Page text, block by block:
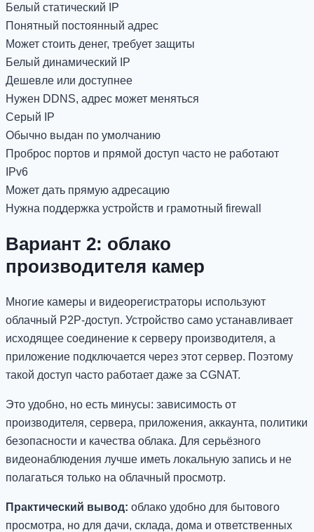
Белый статический IP
Понятный постоянный адрес
Может стоить денег, требует защиты
Белый динамический IP
Дешевле или доступнее
Нужен DDNS, адрес может меняться
Серый IP
Обычно выдан по умолчанию
Проброс портов и прямой доступ часто не работают
IPv6
Может дать прямую адресацию
Нужна поддержка устройств и грамотный firewall
Вариант 2: облако
производителя камер
Многие камеры и видеорегистраторы используют
облачный P2P-доступ. Устройство само устанавливает
исходящее соединение к серверу производителя, а
приложение подключается через этот сервер. Поэтому
такой доступ часто работает даже за CGNAT.
Это удобно, но есть минусы: зависимость от
производителя, сервера, приложения, аккаунта, политики
безопасности и качества облака. Для серьёзного
видеонаблюдения лучше иметь локальную запись и не
полагаться только на облачный просмотр.
Практический вывод: облако удобно для бытового
просмотра, но для дачи, склада, дома и ответственных